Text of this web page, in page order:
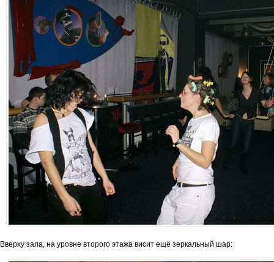
Вверху зала, на уровне второго этажа висит ещё зеркальный шар: